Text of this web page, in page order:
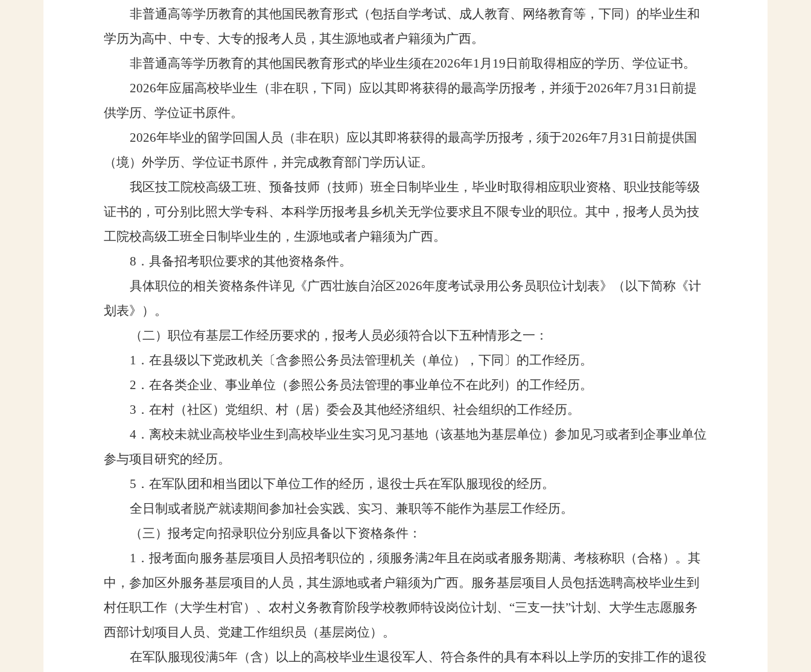
非普通高等学历教育的其他国民教育形式（包括自学考试、成人教育、网络教育等，下同）的毕业生和
学历为高中、中专、大专的报考人员，其生源地或者户籍须为广西。
非普通高等学历教育的其他国民教育形式的毕业生须在2026年1月 19 日 前取得相应的学历、学位证书。
2026年应届高校毕业生 （非在职，下同）应以其即将获得的最高学历报考， 并须于2026年7月 31 日 前提
供学历、学位证书原件。
2026年毕业的留学回国人员 （非在职）应以其即将获得的最高学历报考， 须于2026年7月 31 日 前提供国
（境）外学历、学位证书原件 ，并完成教育部门学历认证。
我区技工院校高级工班、预备技师（技师）班全日制毕业生，毕业时取得相应职业资格、职业技能等级
证书的，可分别比照大学专科、本科学历报考县乡机关无学位要求 且 不限专业的职位。其中，报考人员为技
工院校高级工班全日制毕业生的，生源地或者户籍须为广西。
8 ．具备招考职位要求的其他资格条件。
具体职位的相关资格条件详见《广西壮族自治区2026年度考试录用公务员职位计划表》（以下简称《计
划表》）。
（二）职位有基层工作经历要求的，报考人员必须符合以下五种情形之一：
1 ．在县级以下党政机关 〔含参照公务员法管理机关（单位 ） ，下同 〕 的工作经历。
2 ．在各类企业、事业单位 （参照公务员法管理的事业单位不在此列） 的工作经历。
3 ．在村（社区） 党组织、村（居）委会及其他经济组织、社会组织的工作经历。
4 ．离校未就业高校毕业生到高校毕业生实习见习基地（该基地为基层单位）参加见习或者到企事业单位
参与项目研究的经历。
5 ．在军队团和相当团以下单位工作的经历，退役士兵在军队服现役的经历。
全日制或者脱产就读期间参加社会实践、实习、兼职等不能作为基层工作经历。
（三）报考定向招录职位分别应具备以下资格条件：
1 ．报考面向服务基层项目人员招考职位的，须服务满2年且在岗或者服务期满、考核称职（合格）。其
中，参加区外服务基层项目的人员， 其生源地或者户籍须为广西。服务基层项目人员包括选聘高校毕业生到
村任职工作（大学生村官 ）、农村义务教育阶段学校教师特设岗位计划、 “三支一扶”计划、大学生志愿服务
西部计划项目人员、党建工作组织员 （基层岗位） 。
在军队服现役满5年（含）以上的高校毕业生退役军人 、 符合条件的具有本科以上学历的安排工作的退役